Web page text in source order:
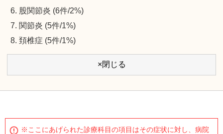
股関節炎 (6件/2%)
関節炎 (5件/1%)
頚椎症 (5件/1%)
×閉じる
※ここにあげられた診療科目の項目はその症状に対し、病院